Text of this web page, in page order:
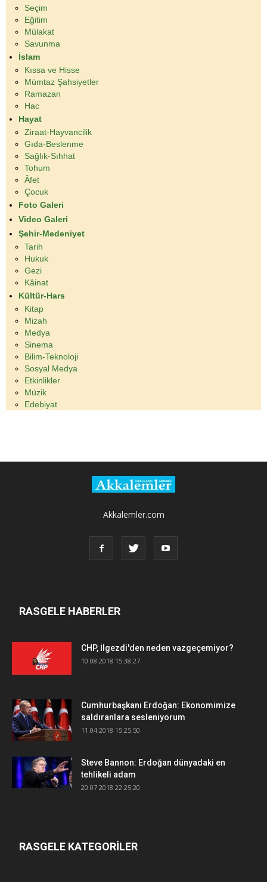
Seçim
Eğitim
Mülakat
Savunma
İslam
Kıssa ve Hisse
Mümtaz Şahsiyetler
Ramazan
Hac
Hayat
Ziraat-Hayvancilik
Gıda-Beslenme
Sağlık-Sıhhat
Tohum
Âfet
Çocuk
Foto Galeri
Video Galeri
Şehir-Medeniyet
Tarih
Hukuk
Gezi
Kâinat
Kültür-Hars
Kitap
Mizah
Medya
Sinema
Bilim-Teknoloji
Sosyal Medya
Etkinlikler
Müzik
Edebiyat
Akkalemler.com
RASGELE HABERLER
CHP, İlgezdi'den neden vazgeçemiyor?
10.08.2018 15:38:27
Cumhurbaşkanı Erdoğan: Ekonomimize
saldıranlara sesleniyorum
11.04.2018 15:25:50
Steve Bannon: Erdoğan dünyadaki en
tehlikeli adam
20.07.2018 22:25:20
RASGELE KATEGORİLER